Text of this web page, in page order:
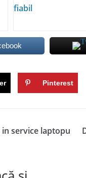
fiabil
Pinterest
service laptopu